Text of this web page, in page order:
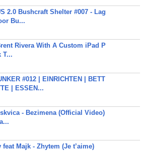
2.0 Bushcraft Shelter #007 - Lag
Bu...
Rivera With A Custom iPad P
T...
#012 | EINRICHTEN | BETT
| ESSEN...
- Bezimena (Official Video)
feat Majk - Zhytem (Je t’aime)